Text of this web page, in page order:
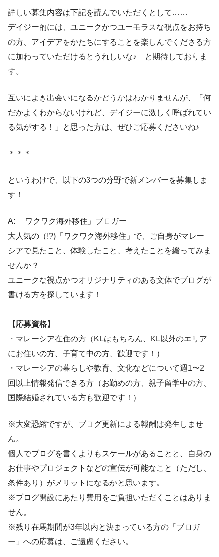
詳しい募集内容は下記を読んでいただくとして……
デイジー的には、ユニークかつユーモラスな視点をお持ち
の方、アイデアをかたちにすることを楽しんでくださる方
に加わっていただけるとうれしいな♪ と期待しておりま
す。
互いによき出会いになるかどうかはわかりませんが、「何
だかよくわからないけれど、デイジーに激しく呼ばれてい
る気がする！」と思った方は、ぜひご応募くださいね♪
＊＊＊
というわけで、以下の3つの分野で新メンバーを募集しま
す！
A: 「ワクワク海外移住」ブロガー
大人気の（!?)「ワクワク海外移住」で、ご自身がマレー
シアで見たこと、体験したこと、考えたことを綴ってみま
せんか？
ユニークな視点かつオリジナリティのある文体でブログが
書ける方を探しています！
【応募資格】
・マレーシア在住の方（KLはもちろん、KL以外のエリア
にお住いの方、子育て中の方、歓迎です！）
・マレーシアの暮らしや教育、文化などについて週1〜2
回以上情報発信できる方（お勤めの方、親子留学中の方、
国際結婚されている方も歓迎です！）
※大変恐縮ですが、ブログ更新による報酬は発生しませ
ん。
個人でブログを書くよりもスケールがあることと、自身の
お仕事やプロジェクトなどの宣伝が可能なこと（ただし、
条件あり）がメリットになるかと思います。
※ブログ開設にあたり費用をご負担いただくことはありま
せん。
※残り在馬期間が3年以内と決まっている方の「ブロガ
ー」への応募は、ご遠慮ください。